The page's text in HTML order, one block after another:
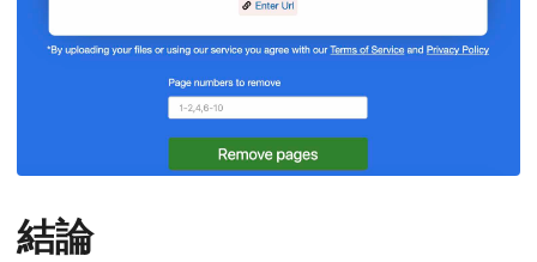
結論